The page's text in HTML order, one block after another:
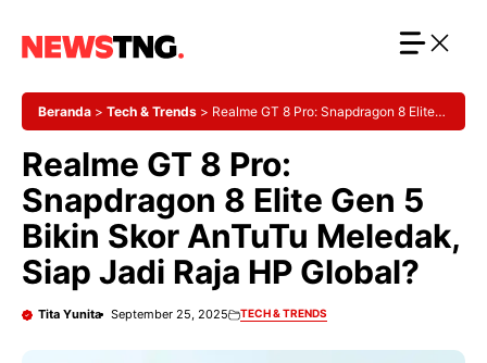
Beranda > Tech & Trends > Realme GT 8 Pro: Snapdragon 8 Elite
Realme GT 8 Pro:
Snapdragon 8 Elite Gen 5
Bikin Skor AnTuTu Meledak,
Siap Jadi Raja HP Global?
Tita Yunita September 25, 2025 TECH & TRENDS